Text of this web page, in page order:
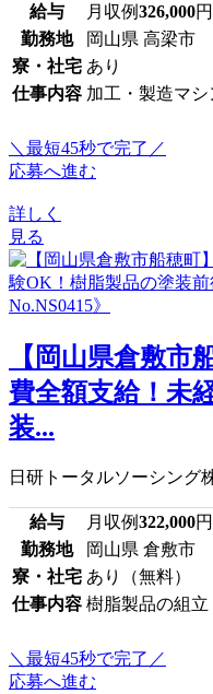
給与 月収例326,000円
勤務地
岡山県 高梁市
寮・社宅 あり
仕事内容 加工・製造マシ
＼最短45秒で完了／
応募へ進む
詳しく
見る
【岡山県倉敷市
費全額支給！未
装...
日研トータルソーシング
給与 月収例322,000円
勤務地
岡山県 倉敷市
寮・社宅 あり（無料）
仕事内容 樹脂製品の組立
＼最短45秒で完了／
応募へ進む